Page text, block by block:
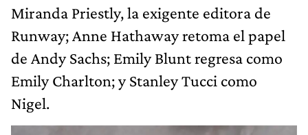
Miranda Priestly, la exigente editora de
Runway; Anne Hathaway retoma el papel
de Andy Sachs; Emily Blunt regresa como
Emily Charlton; y Stanley Tucci como
Nigel.